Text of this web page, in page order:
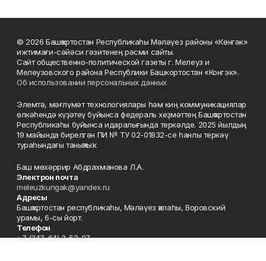
© 2026 Башҡортостан Республикаһы Мәләүез районы «Көнгәк»
ижтимағи-сәйәси гәзитенең рәсми сайты.
Сайт общественно-политической газеты г. Мелеуз и
Мелеузовского района Республики Башкортостан «Конгэк».
Об использовании персональных данных
Элемтә, мәғлүмәт технологиялары һәм киң коммуникациялар
өлкәһендә күҙәтеү буйынса федераль хеҙмәттең Башҡортостан
Республикаһы буйынса идаралығында теркәлде. 2025 йылдың
19 майында бирелгән ПИ № ТУ 02-01832-се һанлы теркәү
тураһындағы таныҡлыҡ.
Баш мөхәррир Абдрахманова Л.А.
Электрон почта
meleuzkungak@yandex.ru
Адресы
Башҡортостан республикаһы, Мәләүез ҡалаһы, Воровский
урамы, 6-сы йорт.
Телефон
+7 (347-64) 3-52-07